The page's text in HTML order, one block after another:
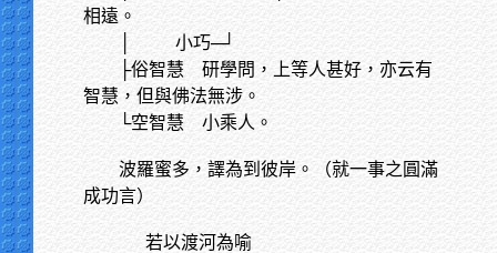
相遠。
│
小巧─┘
├俗智慧 研學問，上等人甚好，亦云有
智慧，但與佛法無涉。
└空智慧 小乘人。
波羅蜜多，譯為到彼岸。（就一事之圓滿
成功言）
若以渡河為喻